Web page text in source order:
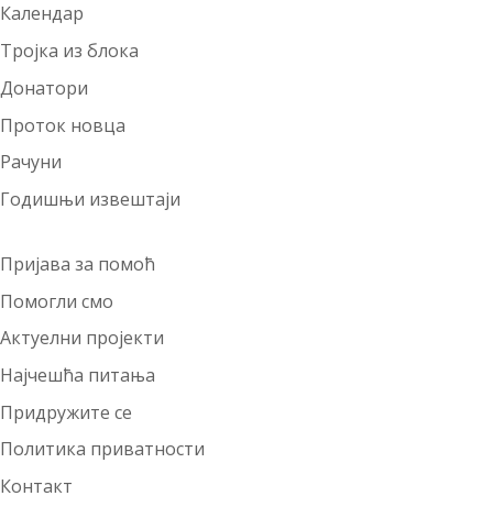
Календар
Тројка из блока
Донатори
Проток новца
Рачуни
Годишњи извештаји
Пријава за помоћ
Помогли смо
Актуелни пројекти
Најчешћа питања
Придружите се
Политика приватности
Контакт